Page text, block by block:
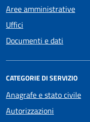
Aree amministrative
Uffici
Documenti e dati
CATEGORIE DI SERVIZIO
Anagrafe e stato civile
Autorizzazioni